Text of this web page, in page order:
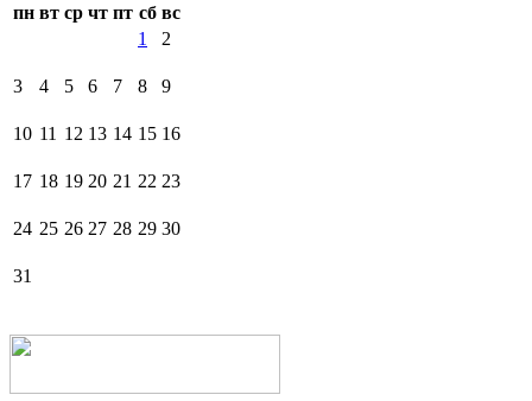
пн вт ср чт пт сб вс
1
2
3 4 5 6 7 8 9
10 11 12 13 14 15 16
17 18 19 20 21 22 23
24 25 26 27 28 29 30
31